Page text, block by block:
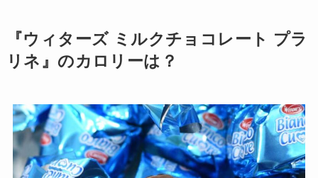
『ウィターズ ミルクチョコレート プラ
リネ』のカロリーは？